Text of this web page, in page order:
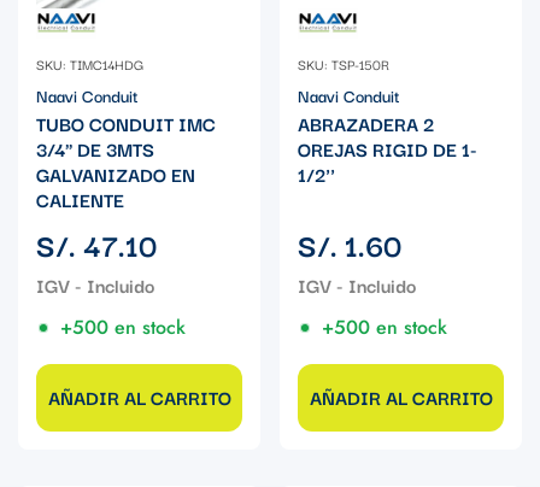
SKU: TIMC14HDG
Naavi Conduit
TUBO CONDUIT IMC
3/4" DE 3MTS
GALVANIZADO EN
CALIENTE
Precio
regular
S/. 47.10
+500 en stock
AÑADIR AL CARRITO
SKU: TSP-150R
Naavi Conduit
ABRAZADERA 2
OREJAS RIGID DE 1-
1/2''
Precio
regular
S/. 1.60
+500 en stock
AÑADIR AL CARRITO